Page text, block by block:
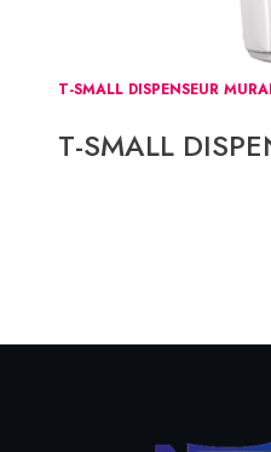
T-SMALL DISPENSEUR
T-SMALL